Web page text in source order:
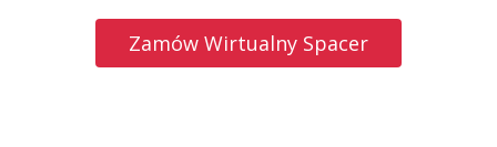
Zamów Wirtualny Spacer